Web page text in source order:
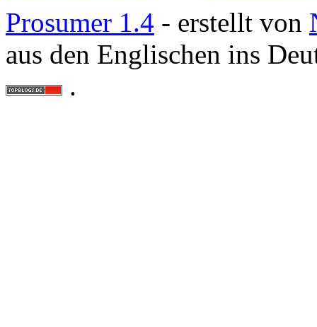
Prosumer 1.4 - erstellt von
aus den Englischen ins
.